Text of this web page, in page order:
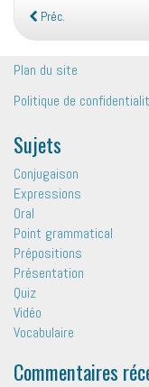
Préc.
Plan du site
Politique de
Sujets
Conjugaison
Expressions
Oral
Point grammatical
Prépositions
Présentation
Quiz
Vidéo
Vocabulaire
Commentaires